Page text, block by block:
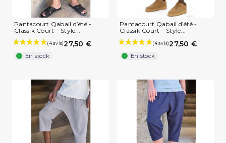
Pantacourt Qabail d’été -
Classik Court – Style...
27,50 €
En stock
Pantacourt Qabail d’été -
Classik Court – Style...
27,50 €
En stock